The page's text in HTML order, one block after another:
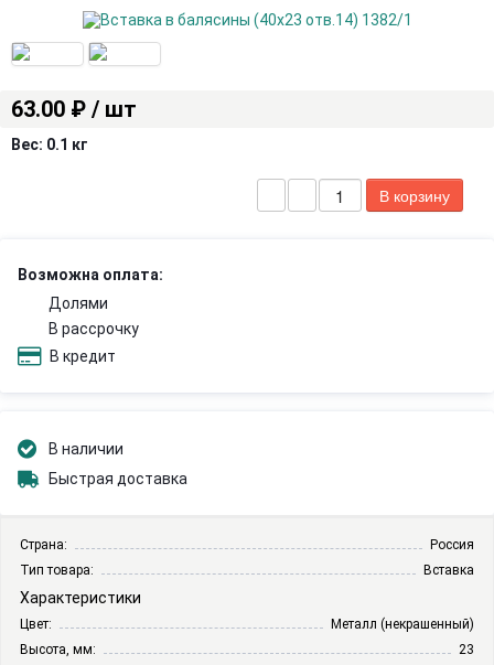
63.00 ₽ / шт
Вес: 0.1 кг
Возможна оплата:
Долями
В рассрочку
В кредит
В наличии
Быстрая доставка
Страна:
Россия
Тип товара:
Вставка
Характеристики
Цвет:
Металл (некрашенный)
Высота, мм:
23